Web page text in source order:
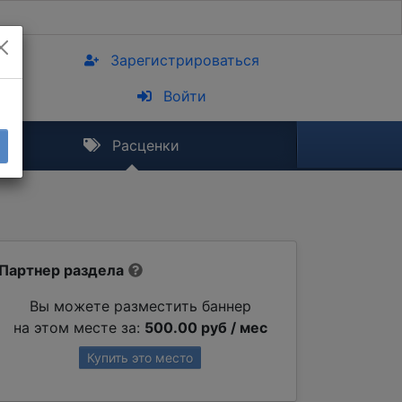
Зарегистрироваться
Войти
Расценки
Партнер раздела
Вы можете разместить баннер
на этом месте за: 500.00 руб / мес
Купить это место